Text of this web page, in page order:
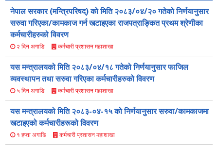
नेपाल सरकार (मन्त्रिपरिषद्) को मिति २०८३/०४/२० गतेको निर्णयानुसार
सरुवा गरिएका/कामकाज गर्न खटाइएका राजपत्राङ्कित प्रथम श्रेणीका
कर्मचारीहरुको विवरण
२ दिन अगाडि कर्मचारी प्रशासन महाशाखा
यस मन्त्रालयको मिति २०८३/०४/१८ गतेको निर्णयानुसार फाजिल
व्यवस्थापन तथा सरुवा गरिएका कर्मचारीहरुको विवरण
५ दिन अगाडि कर्मचारी प्रशासन महाशाखा
यस मन्त्रालयको मिति २०८३-०४-१५ को निर्णयानुसार सरुवा/कामकाजमा
खटाइएको कर्मचारीहरूको विवरण
१ हप्ता अगाडि कर्मचारी प्रशासन महाशाखा